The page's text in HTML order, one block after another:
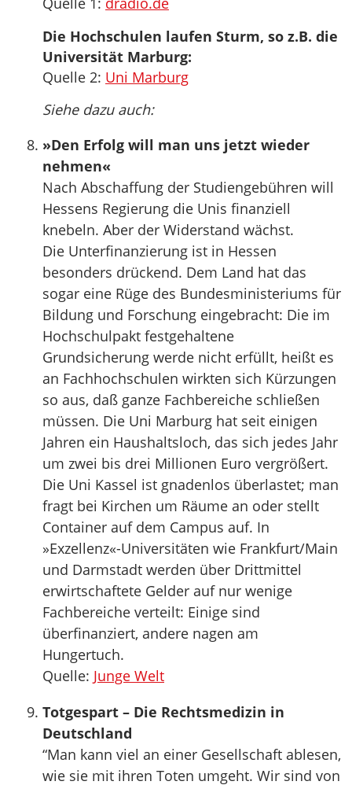
Die Hochschulen laufen Sturm, so z.B. die
Universität Marburg:
Quelle 2: Uni Marburg
Siehe dazu auch:
»Den Erfolg will man uns jetzt wieder
nehmen«
Nach Abschaffung der Studiengebühren will
Hessens Regierung die Unis finanziell
knebeln. Aber der Widerstand wächst.
Die Unterfinanzierung ist in Hessen
besonders drückend. Dem Land hat das
sogar eine Rüge des Bundesministeriums für
Bildung und Forschung eingebracht: Die im
Hochschulpakt festgehaltene
Grundsicherung werde nicht erfüllt, heißt es
an Fachhochschulen wirkten sich Kürzungen
so aus, daß ganze Fachbereiche schließen
müssen. Die Uni Marburg hat seit einigen
Jahren ein Haushaltsloch, das sich jedes Jahr
um zwei bis drei Millionen Euro vergrößert.
Die Uni Kassel ist gnadenlos überlastet; man
fragt bei Kirchen um Räume an oder stellt
Container auf dem Campus auf. In
»Exzellenz«-Universitäten wie Frankfurt/Main
und Darmstadt werden über Drittmittel
erwirtschaftete Gelder auf nur wenige
Fachbereiche verteilt: Einige sind
überfinanziert, andere nagen am
Hungertuch.
Quelle: Junge Welt
Totgespart – Die Rechtsmedizin in
Deutschland
“Man kann viel an einer Gesellschaft ablesen,
wie sie mit ihren Toten umgeht. Wir sind von